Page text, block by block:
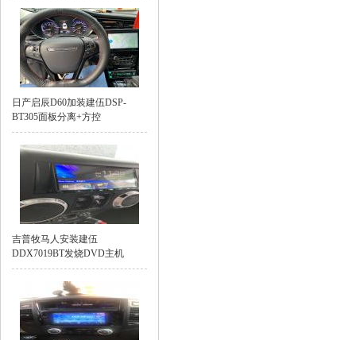
日产启辰D60加装建伍DSP-
BT305面板分离+方控
吉普牧马人安装建伍
DDX7019BT发烧DVD主机